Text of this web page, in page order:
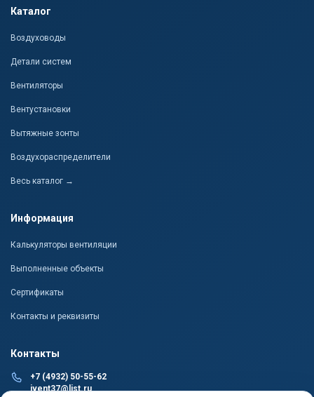
Каталог
Воздуховоды
Детали систем
Вентиляторы
Вентустановки
Вытяжные зонты
Воздухораспределители
Весь каталог →
Информация
Калькуляторы вентиляции
Выполненные объекты
Сертификаты
Контакты и реквизиты
Контакты
+7 (4932) 50-55-62
ivent37@list.ru